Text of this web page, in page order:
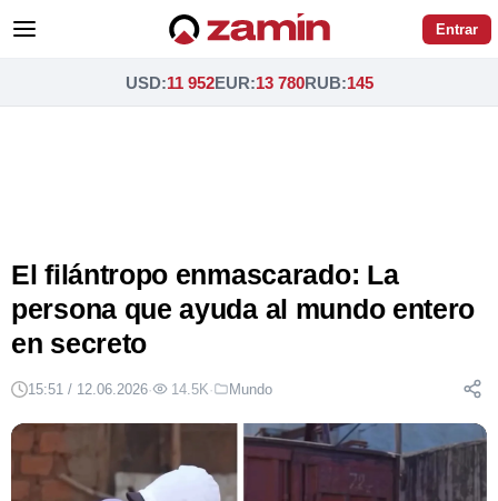
Entrar
USD:11 952EUR:13 780RUB:145
El filántropo enmascarado: La
persona que ayuda al mundo entero
en secreto
15:51 / 12.06.2026· 14.5K· Mundo